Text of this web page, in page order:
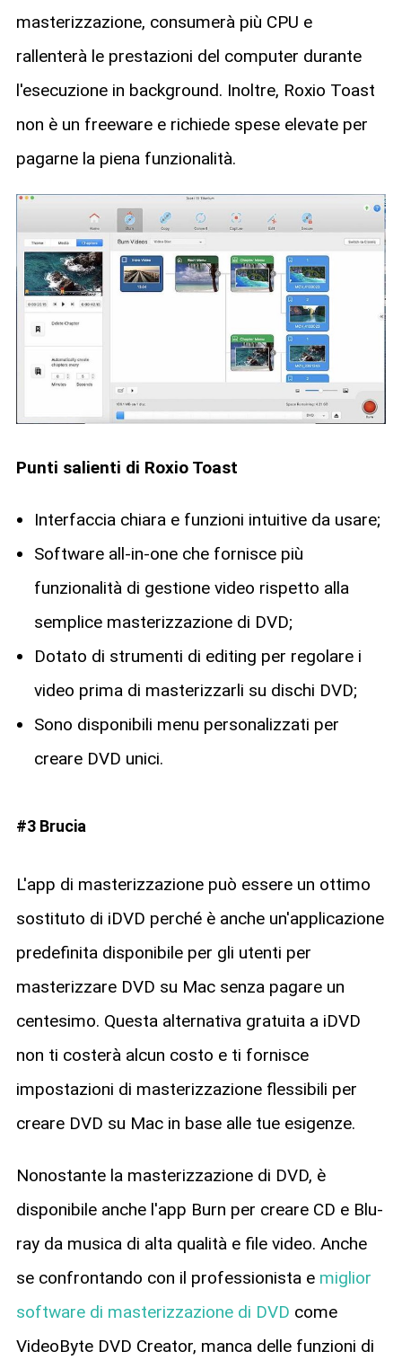
masterizzazione, consumerà più CPU e
rallenterà le prestazioni del computer durante
l'esecuzione in background. Inoltre, Roxio Toast
non è un freeware e richiede spese elevate per
pagarne la piena funzionalità.
Punti salienti di Roxio Toast
Interfaccia chiara e funzioni intuitive da usare;
Software all-in-one che fornisce più
funzionalità di gestione video rispetto alla
semplice masterizzazione di DVD;
Dotato di strumenti di editing per regolare i
video prima di masterizzarli su dischi DVD;
Sono disponibili menu personalizzati per
creare DVD unici.
#3 Brucia
L'app di masterizzazione può essere un ottimo
sostituto di iDVD perché è anche un'applicazione
predefinita disponibile per gli utenti per
masterizzare DVD su Mac senza pagare un
centesimo. Questa alternativa gratuita a iDVD
non ti costerà alcun costo e ti fornisce
impostazioni di masterizzazione flessibili per
creare DVD su Mac in base alle tue esigenze.
Nonostante la masterizzazione di DVD, è
disponibile anche l'app Burn per creare CD e Blu-
ray da musica di alta qualità e file video. Anche
se confrontando con il professionista e miglior
software di masterizzazione di DVD come
VideoByte DVD Creator, manca delle funzioni di